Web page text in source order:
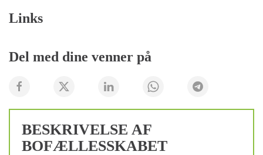
Links
Del med dine venner på
BESKRIVELSE AF
BOFÆLLESSKABET